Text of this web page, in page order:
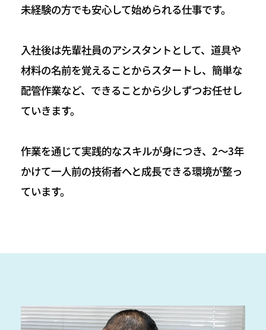
未経験の方でも安心して始められる仕事です。
入社後は先輩社員のアシスタントとして、道具や
材料の名前を覚えることからスタートし、簡単な
配管作業など、できることから少しずつお任せし
ていきます。
作業を通じて実践的なスキルが身につき、2〜3年
かけて一人前の技術者へと成長できる環境が整っ
ています。